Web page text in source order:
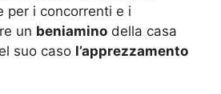
per i concorrenti e i
un beniamino della casa
suo caso l’apprezzamento